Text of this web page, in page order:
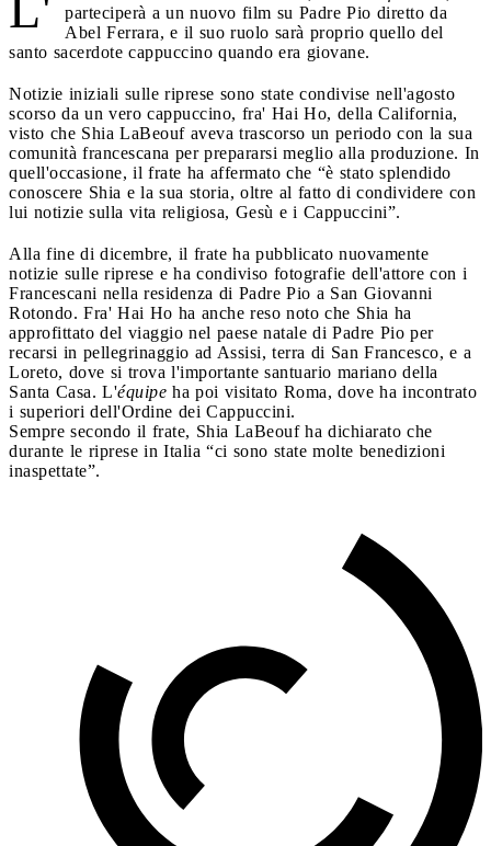
parteciperà a un nuovo film su Padre Pio diretto da
Abel Ferrara, e il suo ruolo sarà proprio quello del
santo sacerdote cappuccino quando era giovane.
Notizie iniziali sulle riprese sono state condivise nell'agosto
scorso da un vero cappuccino, fra' Hai Ho, della California,
visto che Shia LaBeouf aveva trascorso un periodo con la sua
comunità francescana per prepararsi meglio alla produzione. In
quell'occasione, il frate ha affermato che “è stato splendido
conoscere Shia e la sua storia, oltre al fatto di condividere con
lui notizie sulla vita religiosa, Gesù e i Cappuccini”.
Alla fine di dicembre, il frate ha pubblicato nuovamente
notizie sulle riprese e ha condiviso fotografie dell'attore con i
Francescani nella residenza di Padre Pio a San Giovanni
Rotondo. Fra' Hai Ho ha anche reso noto che Shia ha
approfittato del viaggio nel paese natale di Padre Pio per
recarsi in pellegrinaggio ad Assisi, terra di San Francesco, e a
Loreto, dove si trova l'importante santuario mariano della
Santa Casa. L'équipe ha poi visitato Roma, dove ha incontrato
i superiori dell'Ordine dei Cappuccini.
Sempre secondo il frate, Shia LaBeouf ha dichiarato che
durante le riprese in Italia “ci sono state molte benedizioni
inaspettate”.